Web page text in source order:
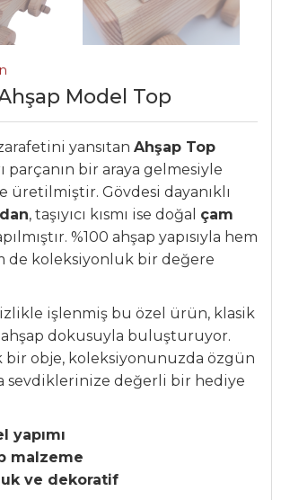
Model Top
yansıtan Ahşap Top
parçanın bir araya gelmesiyle
üretilmiştir. Gövdesi dayanıklı
, taşıyıcı kısmı ise doğal çam
%100 ahşap yapısıyla hem
de koleksiyonluk bir değere
işlenmiş bu özel ürün, klasik
dokusuyla buluşturuyor.
bir obje, koleksiyonunuzda özgün
sevdiklerinize değerli bir hediye
yapımı
malzeme
ve dekoratif